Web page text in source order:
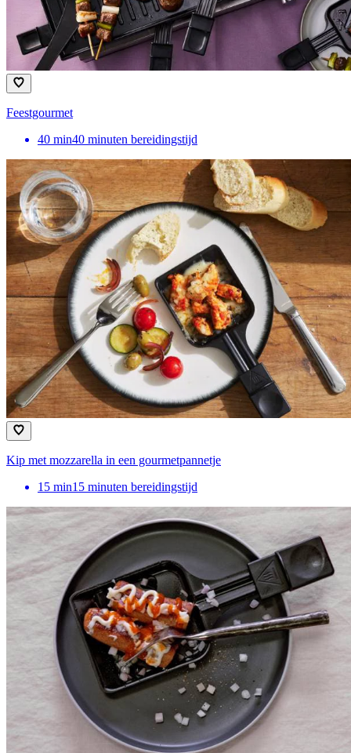
Feestgourmet
40 min40 minuten bereidingstijd
Kip met mozzarella in een gourmetpannetje
15 min15 minuten bereidingstijd